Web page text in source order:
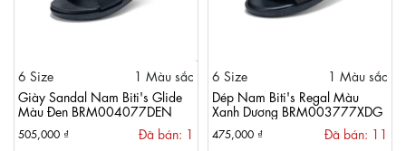
6 Size
1 Màu sắc
Giày Sandal Nam Biti's Glide
Màu Đen BRM004077DEN
505,000 ₫ Đã bán: 1
6 Size
1 Màu sắc
Dép Nam Biti's Regal Màu
Xanh Dương BRM003777XDG
475,000 ₫ Đã bán: 11